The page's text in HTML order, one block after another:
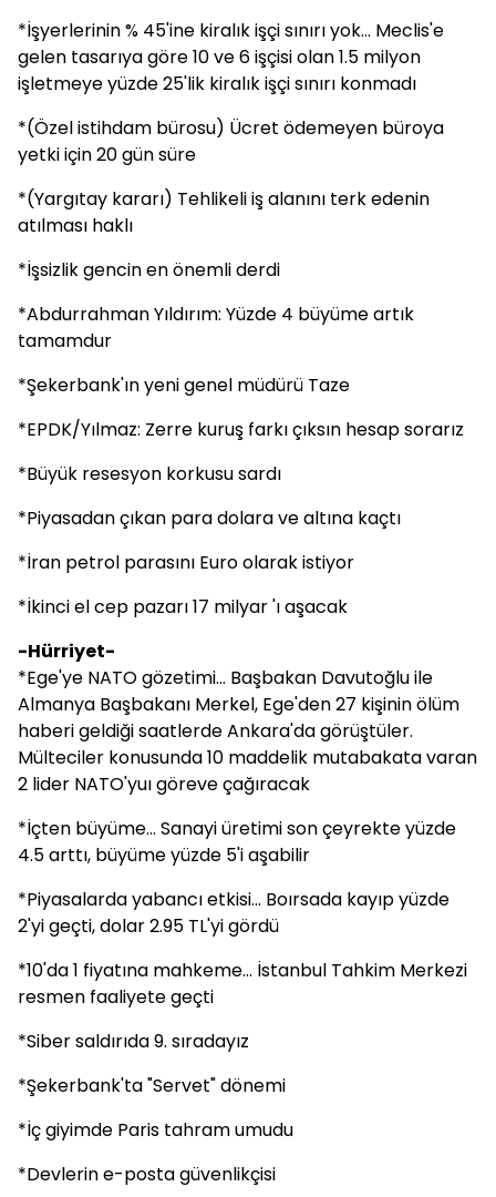
*İşyerlerinin % 45'ine kiralık işçi sınırı yok... Meclis'e
gelen tasarıya göre 10 ve 6 işçisi olan 1.5 milyon
işletmeye yüzde 25'lik kiralık işçi sınırı konmadı
*(Özel istihdam bürosu) Ücret ödemeyen büroya
yetki için 20 gün süre
*(Yargıtay kararı) Tehlikeli iş alanını terk edenin
atılması haklı
*İşsizlik gencin en önemli derdi
*Abdurrahman Yıldırım: Yüzde 4 büyüme artık
tamamdur
*Şekerbank'ın yeni genel müdürü Taze
*EPDK/Yılmaz: Zerre kuruş farkı çıksın hesap sorarız
*Büyük resesyon korkusu sardı
*Piyasadan çıkan para dolara ve altına kaçtı
*İran petrol parasını Euro olarak istiyor
*İkinci el cep pazarı 17 milyar 'ı aşacak
-Hürriyet-
*Ege'ye NATO gözetimi... Başbakan Davutoğlu ile
Almanya Başbakanı Merkel, Ege'den 27 kişinin ölüm
haberi geldiği saatlerde Ankara'da görüştüler.
Mülteciler konusunda 10 maddelik mutabakata varan
2 lider NATO'yuı göreve çağıracak
*İçten büyüme... Sanayi üretimi son çeyrekte yüzde
4.5 arttı, büyüme yüzde 5'i aşabilir
*Piyasalarda yabancı etkisi... Boırsada kayıp yüzde
2'yi geçti, dolar 2.95 TL'yi gördü
*10'da 1 fiyatına mahkeme... İstanbul Tahkim Merkezi
resmen faaliyete geçti
*Siber saldırıda 9. sıradayız
*Şekerbank'ta "Servet" dönemi
*İç giyimde Paris tahram umudu
*Devlerin e-posta güvenlikçisi